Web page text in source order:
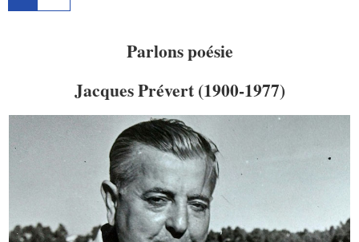
Parlons poésie
Jacques Prévert (1900-1977)